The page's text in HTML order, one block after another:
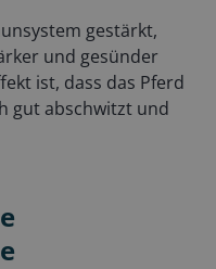
gestärkt,
und gesünder
ist, dass das Pferd
gut abschwitzt und